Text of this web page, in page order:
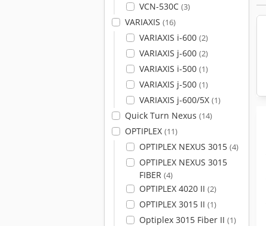
VCN-530C (3)
VARIAXIS (16)
VARIAXIS i-600 (2)
VARIAXIS j-600 (2)
VARIAXIS i-500 (1)
VARIAXIS j-500 (1)
VARIAXIS j-600/5X (1)
Quick Turn Nexus (14)
OPTIPLEX (11)
OPTIPLEX NEXUS 3015 (4)
OPTIPLEX NEXUS 3015
FIBER (4)
OPTIPLEX 4020 II (2)
OPTIPLEX 3015 II (1)
Optiplex 3015 Fiber II (1)